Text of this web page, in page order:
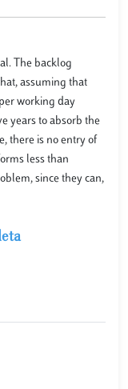
The backlog
assuming that
working day
years to absorb the
there is no entry of
less than
since they can,